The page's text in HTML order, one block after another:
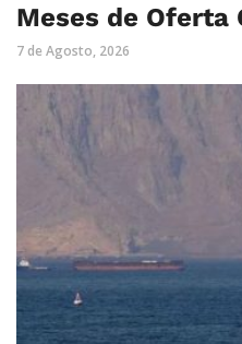
Meses de Oferta
7 de Agosto, 2026